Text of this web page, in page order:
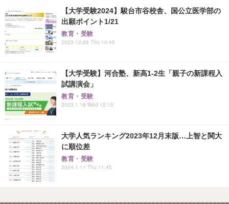
【大学受験2024】駿台市谷校舎、国公立医学部の
出願ポイント1/21
教育・受験
2023.12.28 Thu 10:45
【大学受験】河合塾、新高1-2生「親子の新課程入
試講演会」
教育・受験
2023.1.18 Wed 12:15
大学人気ランキング2023年12月末版…上智と関大
に順位差
教育・受験
2024.1.11 Thu 11:45